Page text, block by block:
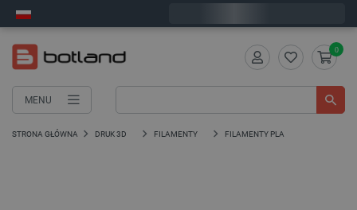
MENU
0
STRONA GŁÓWNA DRUK 3D FILAMENTY FILAMENTY PLA